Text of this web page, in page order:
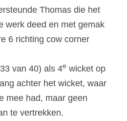
Thomas die het
werk deed en met gemak
6 richting cow corner
van 40) als 4e wicket op
achter het wicket, waar
mee had, maar geen
te vertrekken.